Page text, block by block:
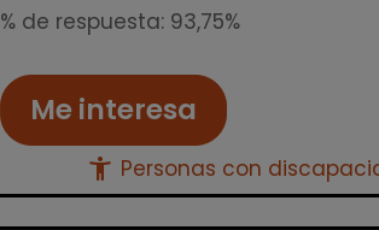
% de respuesta: 93,75%
Me interesa
accessibility_new Personas con